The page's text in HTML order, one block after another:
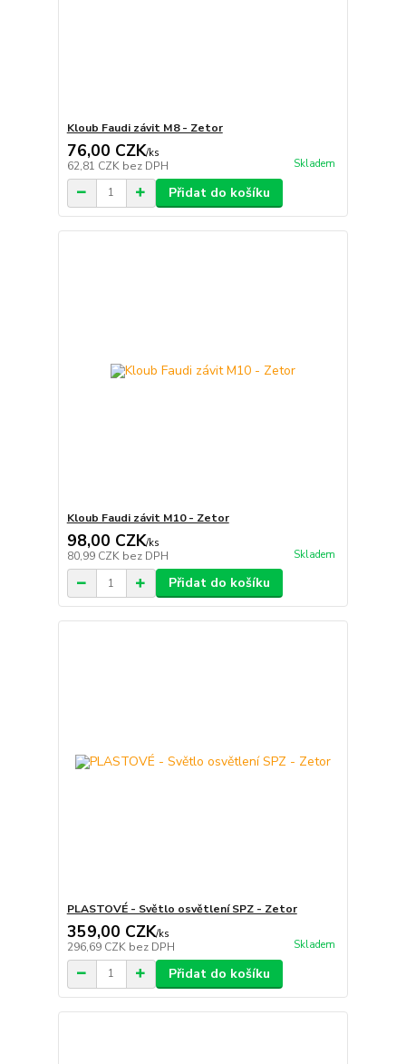
Kloub Faudi závit M8 - Zetor
76,00 CZK/ks
62,81 CZK bez DPH Skladem
Přidat do košíku
Kloub Faudi závit M10 - Zetor
98,00 CZK/ks
80,99 CZK bez DPH Skladem
Přidat do košíku
PLASTOVÉ - Světlo osvětlení SPZ - Zetor
359,00 CZK/ks
296,69 CZK bez DPH Skladem
Přidat do košíku